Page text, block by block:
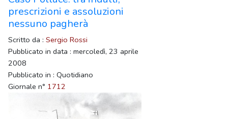
prescrizioni e assoluzioni
nessuno pagherà
Scritto da : Sergio Rossi
Pubblicato in data : mercoledì, 23 aprile
2008
Pubblicato in : Quotidiano
Giornale n° 1712